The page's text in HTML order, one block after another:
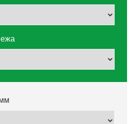
›
и инвентарь ›